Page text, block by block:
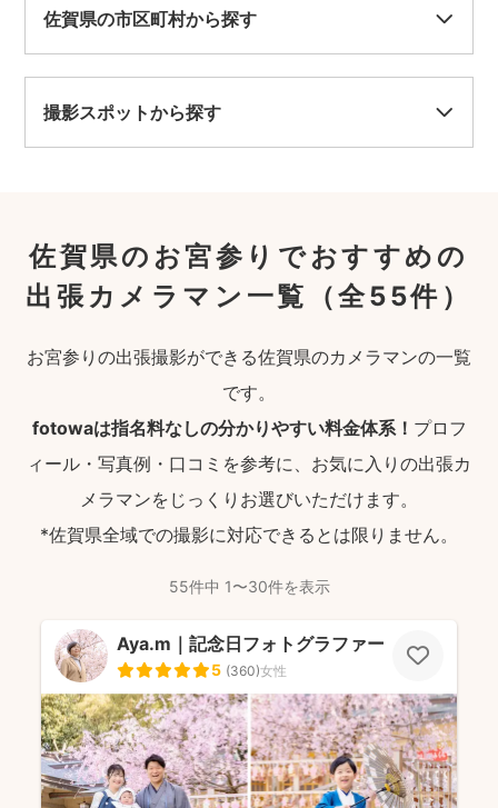
佐賀県の市区町村から探す
撮影スポットから探す
佐賀県のお宮参りでおすすめの
出張カメラマン一覧
（全55件）
お宮参りの出張撮影ができる佐賀県のカメラマンの一覧
です。
fotowaは指名料なしの分かりやすい料金体系！ プロフ
ィール・写真例・口コミを参考に、お気に入りの出張カ
メラマンをじっくりお選びいただけます。
*佐賀県全域での撮影に対応できるとは限りません。
55件中 1〜30件を表示
Aya.m｜記念日フォトグラファー
5 (360)女性